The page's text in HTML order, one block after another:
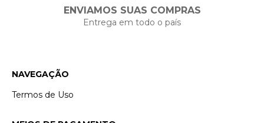
ENVIAMOS SUAS COMPRAS
Entrega em todo o país
NAVEGAÇÃO
Termos de Uso